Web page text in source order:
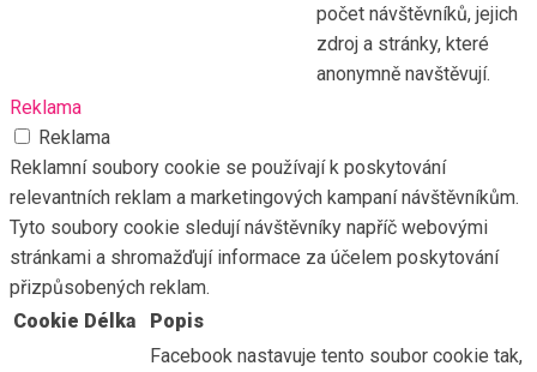
počet návštěvníků, jejich
zdroj a stránky, které
anonymně navštěvují.
Reklama
Reklama
Reklamní soubory cookie se používají k poskytování
relevantních reklam a marketingových kampaní návštěvníkům.
Tyto soubory cookie sledují návštěvníky napříč webovými
stránkami a shromažďují informace za účelem poskytování
přizpůsobených reklam.
Cookie Délka Popis
Facebook nastavuje tento soubor cookie tak,